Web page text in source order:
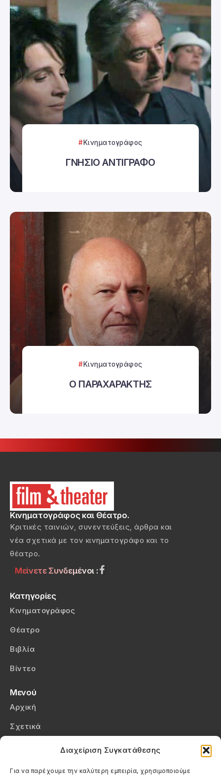
Διαχείριση Συγκατάθεσης
Για να παρέχουμε την καλύτερη εμπειρία, χρησιμοποιούμε
Κινηματογράφος
ΓΝΗΣΙΟ ΑΝΤΙΓΡΑΦΟ
Κινηματογράφος
Ο ΠΑΡΑΧΑΡΑΚΤΗΣ
Κινηματογράφος και Θέατρο.
Κριτικές ταινιών, συνεντεύξεις, άρθρα και
νέα σχετικά με τον κινηματογράφο και το
θέατρο.
Μείνετε Συνδεμένοι :
Κατηγορίες
Κινηματογράφος
Θέατρο
Βιβλία
Βίντεο
Μενού
Αρχική
Σχετικά